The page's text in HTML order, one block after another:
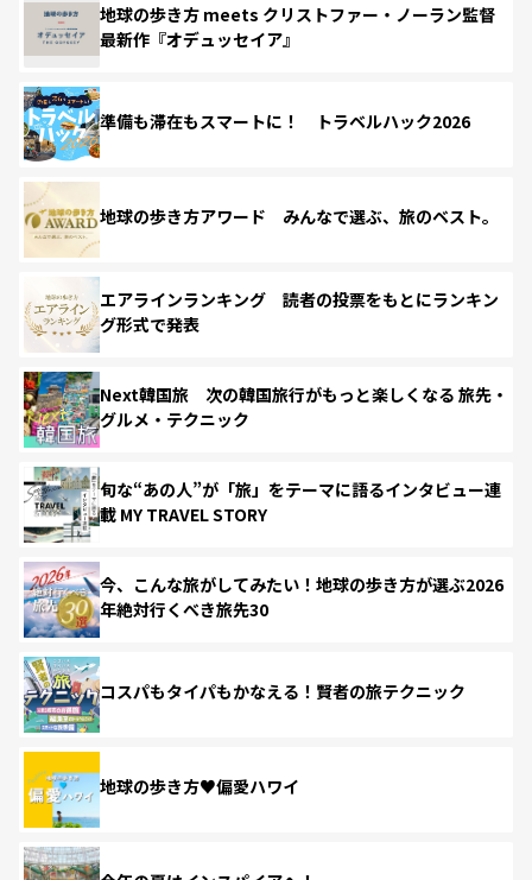
地球の歩き方 meets クリストファー・ノーラン監督
最新作『オデュッセイア』
準備も滞在もスマートに！ トラベルハック2026
地球の歩き方アワード みんなで選ぶ、旅のベスト。
エアラインランキング 読者の投票をもとにランキン
グ形式で発表
Next韓国旅 次の韓国旅行がもっと楽しくなる 旅先・
グルメ・テクニック
旬な“あの人”が「旅」をテーマに語るインタビュー連
載 MY TRAVEL STORY
今、こんな旅がしてみたい！地球の歩き方が選ぶ2026
年絶対行くべき旅先30
コスパもタイパもかなえる！賢者の旅テクニック
地球の歩き方♥偏愛ハワイ